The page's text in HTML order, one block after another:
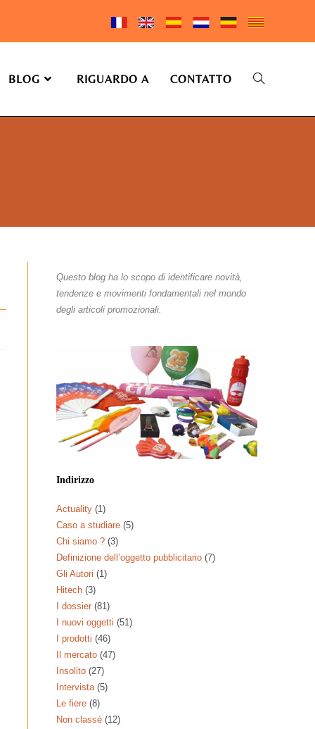
BLOG RIGUARDO A CONTATTO
Questo blog ha lo scopo di identificare novità,
tendenze e movimenti fondamentali nel mondo
degli articoli promozionali.
Indirizzo
Actuality (1)
Caso a studiare (5)
Chi siamo ? (3)
Definizione dell’oggetto pubblicitario (7)
Gli Autori (1)
Hitech (3)
I dossier (81)
I nuovi oggetti (51)
I prodotti (46)
Il mercato (47)
Insolito (27)
Intervista (5)
Le fiere (8)
Non classé (12)